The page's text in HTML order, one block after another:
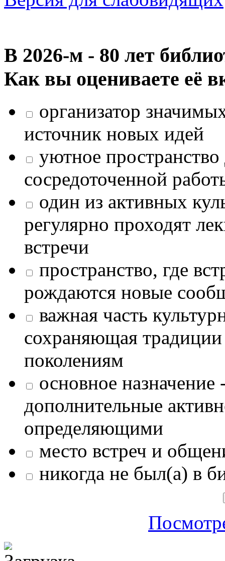
В 2026‑м - 80 лет
Как вы оцениваете её
организатор
источник новых идей
уютное
сосредоточенной
один из активных
регулярно проходят
встречи
пространство, где
рождаются новые
важная часть
сохраняющая
поколениям
основное назначение
дополнительные
определяющими
место встреч и
никогда не был(а) в